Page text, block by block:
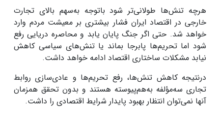
هرچه تنش‌ها طولانی‌تر شود باتوجه به‌سهم بالای تجارت
خارجی در اقتصاد ایران فشار بیشتری بر معیشت مردم وارد
خواهد شد. حتی اگر جنگ پایان یابد و محاصره دریایی رفع
شود اما تحریم‌ها پابرجا بماند یا تنش‌های سیاسی کاهش
نیابد مشکلات ساختاری اقتصاد ادامه خواهد داشت.
درنتیجه کاهش تنش‌ها، رفع تحریم‌ها و عادی‌سازی روابط
تجاری سه‌مؤلفه به‌هم‌پیوسته‌ هستند و بدون تحقق همزمان
آنها نمی‌توان انتظار بهبود پایدار شرایط اقتصادی را داشت.